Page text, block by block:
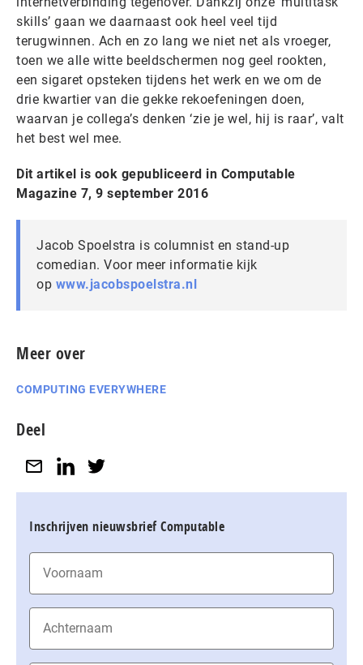
skills’ gaan we daarnaast ook heel veel tijd
terugwinnen. Ach en zo lang we niet net als vroeger,
toen we alle witte beeldschermen nog geel rookten,
een sigaret opsteken tijdens het werk en we om de
drie kwartier van die gekke rekoefeningen doen,
waarvan je collega’s denken ‘zie je wel, hij is raar’, valt
het best wel mee.
Dit artikel is ook gepubliceerd in Computable
Magazine 7, 9 september 2016
Jacob Spoelstra is columnist en stand-up
comedian. Voor meer informatie kijk
op www.jacobspoelstra.nl
Meer over
COMPUTING EVERYWHERE
Deel
Inschrijven nieuwsbrief Computable